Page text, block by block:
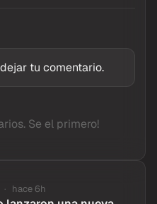
tu comentario.